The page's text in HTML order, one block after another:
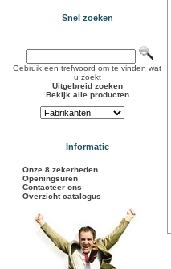
Snel zoeken
Gebruik een trefwoord om te vinden wat
u zoekt
Uitgebreid zoeken
Bekijk alle producten
Informatie
Onze 8 zekerheden
Openingsuren
Contacteer ons
Overzicht catalogus